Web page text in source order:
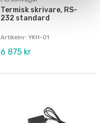
Termisk skrivare, RS-
232 standard
Artikelnr: YKH-01
6 875 kr